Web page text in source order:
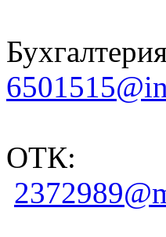
ОТК: